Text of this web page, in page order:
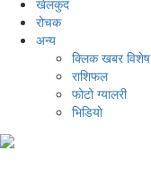
खेलकुद
रोचक
अन्य
क्लिक खबर विशेष
राशिफल
फोटो ग्यालरी
भिडियो